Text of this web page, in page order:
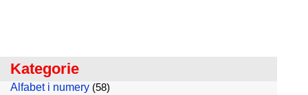
Kategorie
Alfabet i numery (58)